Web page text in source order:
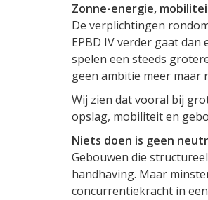
Zonne-energie,
De verplichtingen
EPBD IV verder gaat
spelen een steeds
geen ambitie meer maar
Wij zien dat vooral bij
opslag, mobiliteit en
Niets doen is geen
Gebouwen die
handhaving. Maar
concurrentiekracht in